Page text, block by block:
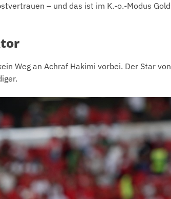
– und das ist im K.-o.-Modus Gold
Weg an Achraf Hakimi vorbei. Der Star von